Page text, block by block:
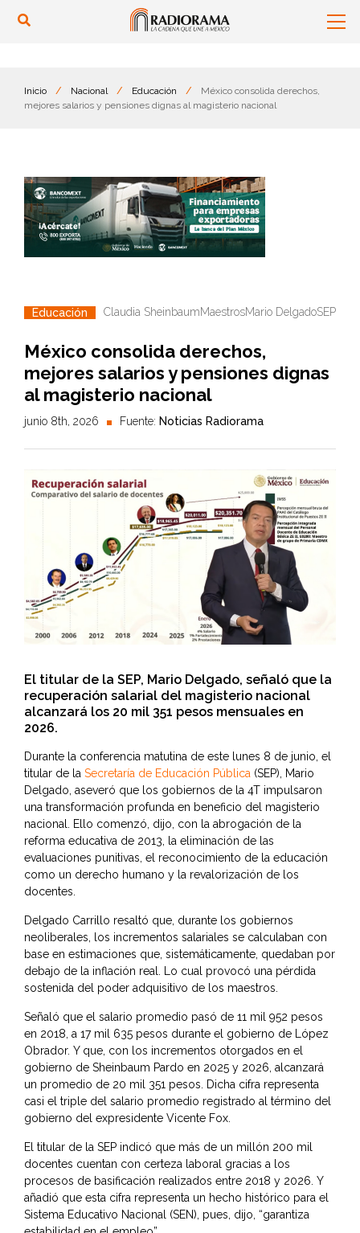
Inicio / Nacional / Educación /
México consolida derechos,
mejores salarios y pensiones dignas al magisterio nacional
Educación Claudia SheinbaumMaestrosMario DelgadoSEP
México consolida derechos,
mejores salarios y pensiones dignas
al magisterio nacional
junio 8th, 2026 Fuente: Noticias Radiorama
El titular de la SEP, Mario Delgado, señaló que la
recuperación salarial del magisterio nacional
alcanzará los 20 mil 351 pesos mensuales en
2026.
Durante la conferencia matutina de este lunes 8 de junio, el
titular de la Secretaría de Educación Pública (SEP), Mario
Delgado, aseveró que los gobiernos de la 4T impulsaron
una transformación profunda en beneficio del magisterio
nacional. Ello comenzó, dijo, con la abrogación de la
reforma educativa de 2013, la eliminación de las
evaluaciones punitivas, el reconocimiento de la educación
como un derecho humano y la revalorización de los
docentes.
Delgado Carrillo resaltó que, durante los gobiernos
neoliberales, los incrementos salariales se calculaban con
base en estimaciones que, sistemáticamente, quedaban por
debajo de la inflación real. Lo cual provocó una pérdida
sostenida del poder adquisitivo de los maestros.
Señaló que el salario promedio pasó de 11 mil 952 pesos
en 2018, a 17 mil 635 pesos durante el gobierno de López
Obrador. Y que, con los incrementos otorgados en el
gobierno de Sheinbaum Pardo en 2025 y 2026, alcanzará
un promedio de 20 mil 351 pesos. Dicha cifra representa
casi el triple del salario promedio registrado al término del
gobierno del expresidente Vicente Fox.
El titular de la SEP indicó que más de un millón 200 mil
docentes cuentan con certeza laboral gracias a los
procesos de basificación realizados entre 2018 y 2026. Y
añadió que esta cifra representa un hecho histórico para el
Sistema Educativo Nacional (SEN), pues, dijo, “garantiza